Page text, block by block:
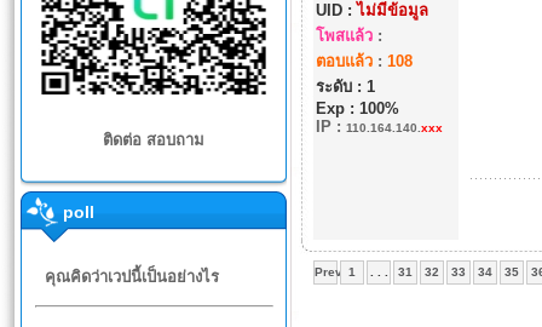
ติดต่อ สอบถาม
poll
คุณคิดว่าเวปนี้เป็นอย่างไร
UID :ไม่มีข้อมูล
โพสแล้ว:
ตอบแล้ว: 108
ระดับ : 1
Exp : 100%
IP: 110.164.140. xxx
Prev 1 31 32 33 34 35